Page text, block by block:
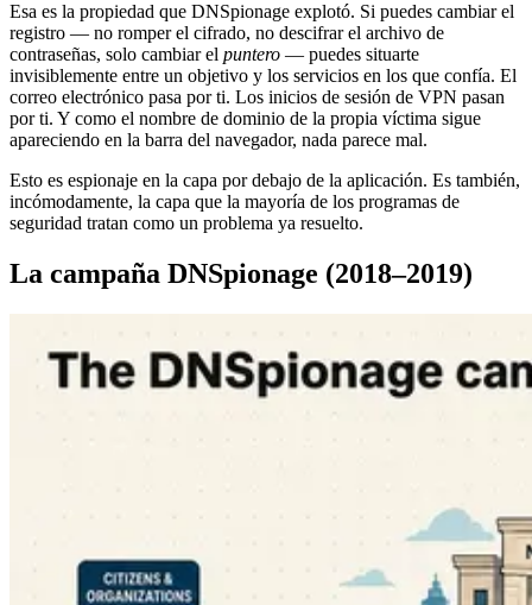
Esa es la propiedad que DNSpionage explotó. Si puedes cambiar el
registro — no romper el cifrado, no descifrar el archivo de
contraseñas, solo cambiar el puntero — puedes situarte
invisiblemente entre un objetivo y los servicios en los que confía. El
correo electrónico pasa por ti. Los inicios de sesión de VPN pasan
por ti. Y como el nombre de dominio de la propia víctima sigue
apareciendo en la barra del navegador, nada parece mal.
Esto es espionaje en la capa por debajo de la aplicación. Es también,
incómodamente, la capa que la mayoría de los programas de
seguridad tratan como un problema ya resuelto.
La campaña DNSpionage (2018–2019)